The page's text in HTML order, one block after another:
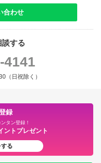
合わせ
談する
4141
（日祝除く）
録
タン登録！
ントプレゼント
る